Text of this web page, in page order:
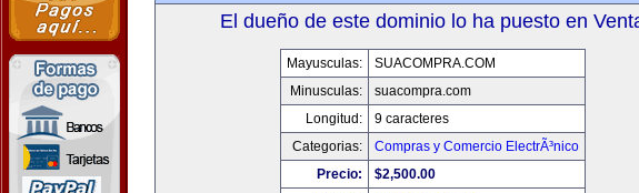
El dueño de este dominio lo ha puesto en
Mayusculas:
SUACOMPRA.COM
Minusculas:
suacompra.com
Longitud:
9 caracteres
Categorias:
Compras y Comercio ElectrÃ³nico
Precio:
$2,500.00